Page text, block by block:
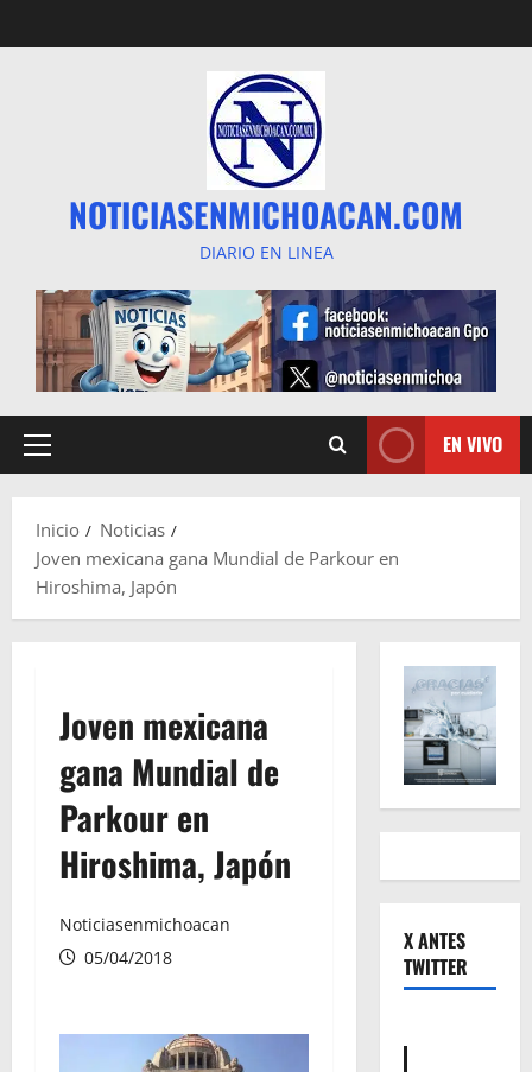
al
NOTICIASENMICHOACAN.COM
DIARIO EN LINEA
Menú
EN VIVO
Inicio
Noticias
Joven mexicana gana Mundial de Parkour en
Hiroshima, Japón
Joven mexicana
gana Mundial de
Parkour en
Hiroshima, Japón
Noticiasenmichoacan
05/04/2018
X ANTES
TWITTER